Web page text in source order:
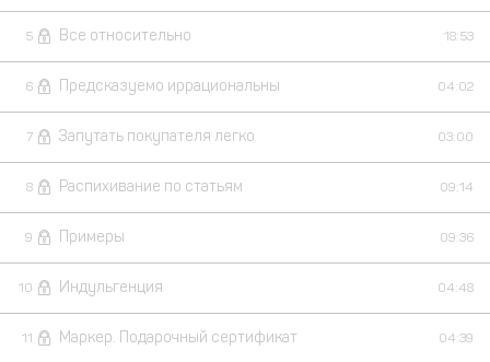
5 Все относительно 18:53
6 Предсказуемо иррациональны 04:02
7 Запутать покупателя легко 03:00
8 Распихивание по статьям 09:14
9 Примеры 09:36
10 Индульгенция 04:48
11 Маркер. Подарочный сертификат 04:39